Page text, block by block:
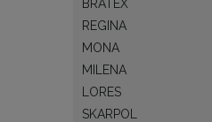
BRATEX
REGINA
MONA
MILENA
LORES
SKARPOL